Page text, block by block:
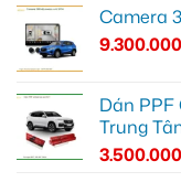
Camera
9.300.000
Dán PPF
Trung
3.500.000